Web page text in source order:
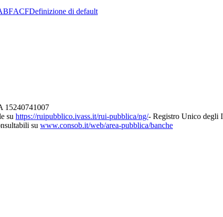
ACFDefinizione di default
15240741007
su https://ruipubblico.ivass.it/rui-pubblica/ng/- Registro Unico degli
su www.consob.it/web/area-pubblica/banche